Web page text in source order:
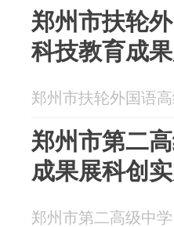
郑州市扶轮
科技教育成
郑州市扶轮外国语
郑州市第二
成果展科创
郑州市第二高级中